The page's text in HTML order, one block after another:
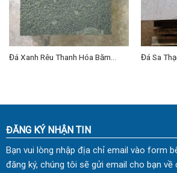
Đá Xanh Rêu Thanh Hóa Băm
Đá Sa
ĐĂNG KÝ NHẬN TIN
Bạn vui lòng nhập địa chỉ email vào form
đăng ký, chúng tôi sẽ gửi email cho bạn